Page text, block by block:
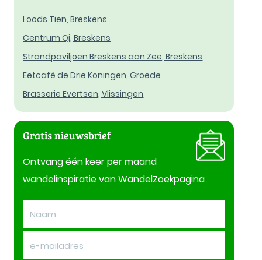
Loods Tien, Breskens
Centrum Qi, Breskens
Strandpaviljoen Breskens aan Zee, Breskens
Eetcafé de Drie Koningen, Groede
Brasserie Evertsen, Vlissingen
Gratis nieuwsbrief
Ontvang één keer per maand
wandelinspiratie van WandelZoekpagina